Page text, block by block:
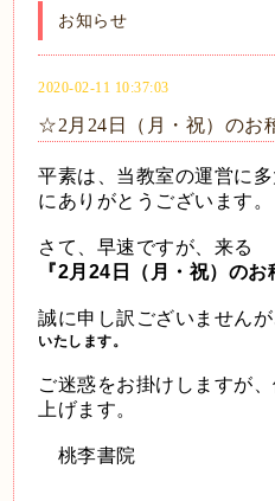
お知らせ
2020-02-11 10:37:03
☆2月24日（月・祝）の
平素は、当教室の運営に
にありがとうございます。
さて、早速ですが、来る
『2月24日（月・祝）のお
誠に申し訳ございません
いたします。
ご迷惑をお掛けしますが
上げます。
桃李書院